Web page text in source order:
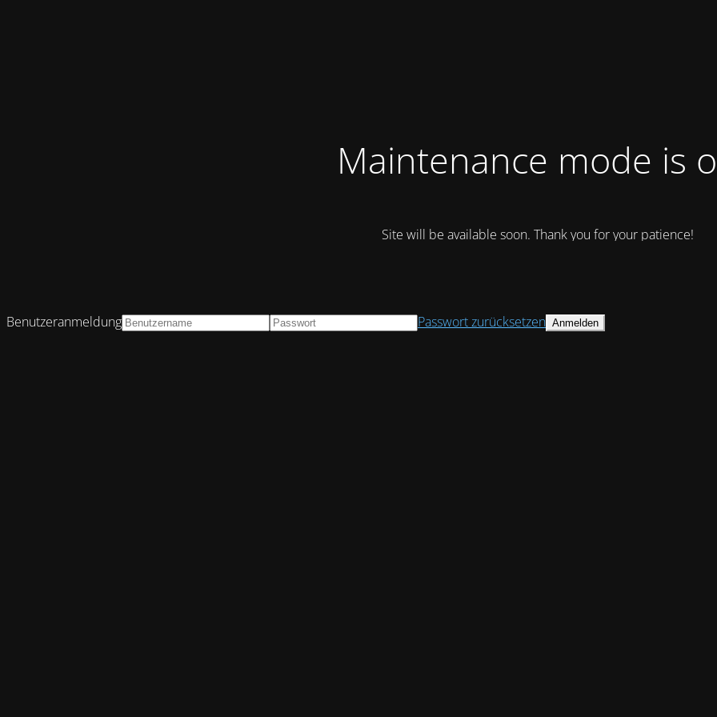
Maintenance mode is
Site will be available soon. Thank you for your patience!
Benutzeranmeldung Passwort zurücksetzen